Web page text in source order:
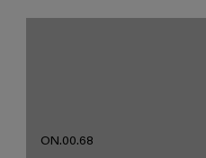
ON.00.68